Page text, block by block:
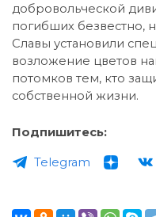
добровольческой
погибших безвестно,
Славы установили
возложение цветов
потомков тем, кто
собственной жизни.
Подпишитесь:
Telegram